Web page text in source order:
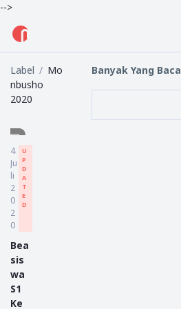
-->
Label
Mo
nbusho
2020
U
P
D
A
T
E
D
4
Ju
li
2
0
2
0
Bea
sis
wa
S1
Ke
Banyak Yang Baca